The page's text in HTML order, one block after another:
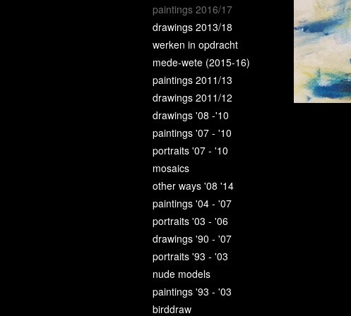
paintings 2016/17
drawings 2013/18
werken in opdracht
mede-wete (2015-16)
paintings 2011/13
drawings 2011/12
drawings '08 -'10
paintings '07 - '10
portraits '07 - '10
mosaics
other ways '08 '14
paintings '04 - '07
portraits '03 - '06
drawings '90 - '07
portraits '93 - '03
nude models
paintings '93 - '03
birddraw